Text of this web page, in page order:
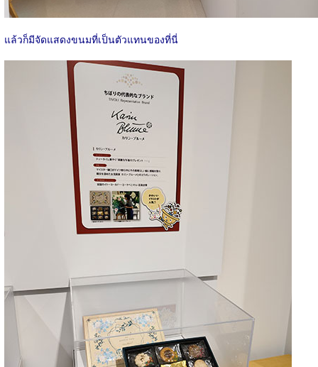
แล้วก็มีจัดแสดงขนมที่เป็นตัวแทนของที่นี่